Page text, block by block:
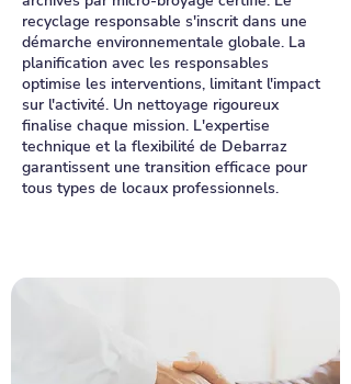
recyclage responsable s'inscrit dans une
démarche environnementale globale. La
planification avec les responsables
optimise les interventions, limitant l'impact
sur l'activité. Un nettoyage rigoureux
finalise chaque mission. L'expertise
technique et la flexibilité de Debarraz
garantissent une transition efficace pour
tous types de locaux professionnels.